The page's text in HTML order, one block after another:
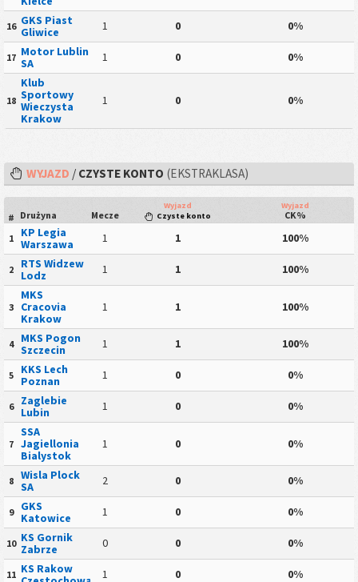
16 GKS Piast
Gliwice
1 0 0%
17 Motor Lublin
SA
1 0 0%
18
Klub
Sportowy
Wieczysta
Krakow
1 0 0%
WYJAZD /CZYSTE KONTO (EKSTRAKLASA)
# Drużyna Mecze
Wyjazd
Czyste konto
Wyjazd
CK%
1
KP Legia
Warszawa
1 1 100%
2
RTS Widzew
Lodz
1 1 100%
3
MKS
Cracovia
Krakow
1 1 100%
4
MKS Pogon
Szczecin
1 1 100%
5
KKS Lech
Poznan
1 0 0%
6
Zaglebie
Lubin
1 0 0%
7
SSA
Jagiellonia
Bialystok
1 0 0%
8 Wisla Plock
SA
2 0 0%
9
GKS
Katowice
1 0 0%
10 KS Gornik
Zabrze
0 0 0%
11 KS Rakow
1 0 0%